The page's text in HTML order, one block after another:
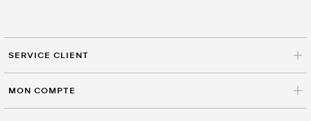
SERVICE CLIENT
MON COMPTE